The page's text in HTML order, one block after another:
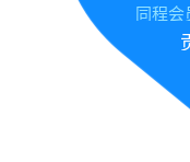
同程会